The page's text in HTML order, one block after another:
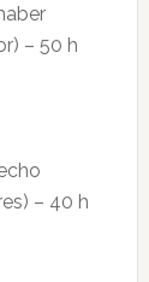
– 50 h
– 40 h